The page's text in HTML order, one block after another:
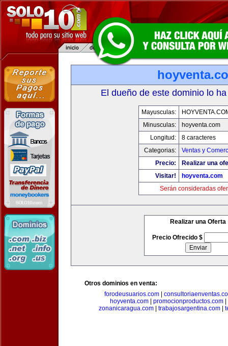
El dueño de este dominio lo
Mayusculas:
Minusculas:
hoyventa.com
Longitud:
8 caracteres
Categorias:
Ventas y
Precio:
Realizar una
Visitar!
hoyventa.com
Serán consideradas
Realizar una Oferta
Precio Ofrecido $
Otros dominios en venta:
forodeusuarios.com
hoyventa.com| promocionproductos.com|
zonanicaragua.com
trabajosargentina.com